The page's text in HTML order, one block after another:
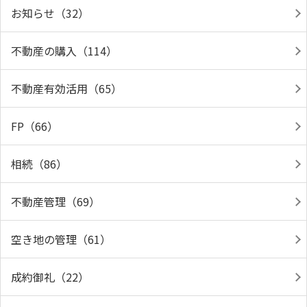
お知らせ（32）
不動産の購入（114）
不動産有効活用（65）
FP（66）
相続（86）
不動産管理（69）
空き地の管理（61）
成約御礼（22）